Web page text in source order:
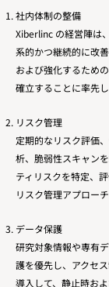
社内体制の整備
Xiberlinc の経営陣は
系的かつ継続的に改
および強化するため
確立することに率先し
リスク管理
定期的なリスク評価
析、脆弱性スキャン
ティリスクを特定、
リスク管理アプロー
データ保護
研究対象情報や専有
護を優先し、アクセ
導入して、静止時お